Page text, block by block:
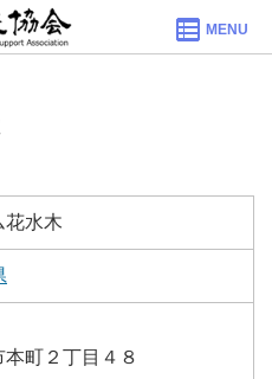
MENU
花水木
町２丁目４８